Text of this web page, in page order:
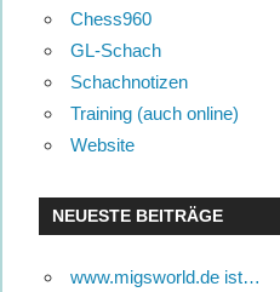
Chess960
GL-Schach
Schachnotizen
Training (auch online)
Website
NEUESTE BEITRÄGE
www.migsworld.de ist…